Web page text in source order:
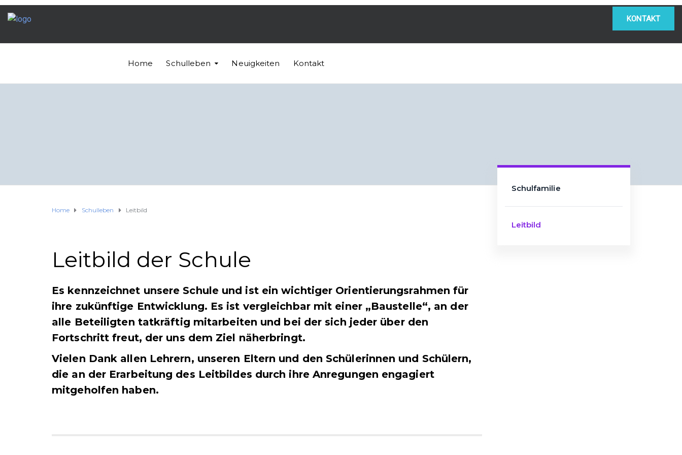
KONTAKT
Home Schulleben Neuigkeiten Kontakt
Home Schulleben Leitbild
Leitbild der Schule
Es kennzeichnet unsere Schule und ist ein wichtiger Orientierungsrahmen für
ihre zukünftige Entwicklung. Es ist vergleichbar mit einer „Baustelle“, an der
alle Beteiligten tatkräftig mitarbeiten und bei der sich jeder über den
Fortschritt freut, der uns dem Ziel näherbringt.
Vielen Dank allen Lehrern, unseren Eltern und den Schülerinnen und Schülern,
die an der Erarbeitung des Leitbildes durch ihre Anregungen engagiert
mitgeholfen haben.
Schulfamilie
Leitbild